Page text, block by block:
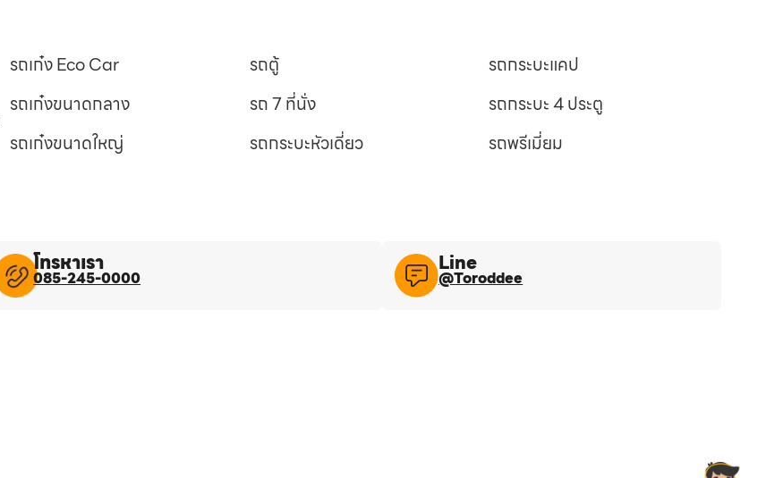
รถเก๋ง Eco Car
รถเก๋งขนาดกลาง
รถเก๋งขนาดใหญ่
รถตู้
รถ 7 ที่นั่ง
รถกระบะหัวเดี่ยว
รถกระบะแคป
รถกระบะ 4 ประตู
รถพรีเมี่ยม
โทรหาเรา
085-245-0000
Line​
@Toroddee​